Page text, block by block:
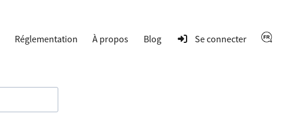
Réglementation À propos Blog Se connecter